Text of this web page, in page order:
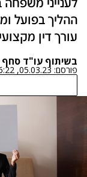
לענייני
ההליך בפועל
עורך דין
בשיתוף עו"ד
פורסם: 05.03.23, 06:22